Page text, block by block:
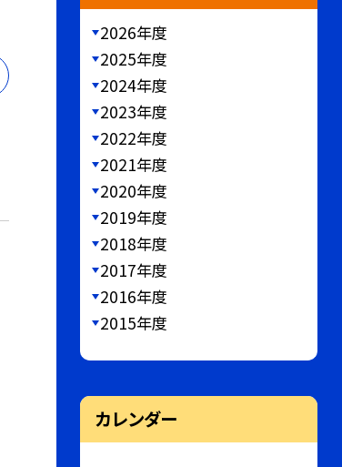
2026年度
2025年度
2024年度
2023年度
2022年度
2021年度
2020年度
2019年度
2018年度
2017年度
2016年度
2015年度
カレンダー